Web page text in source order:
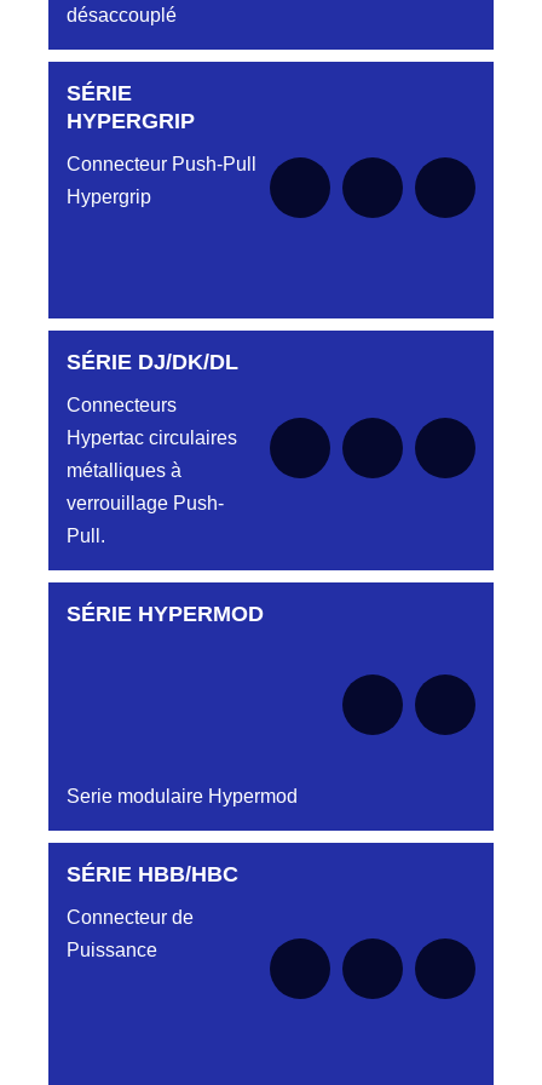
désaccouplé
Aucune pièce disponible pour cette série pour
SÉRIE
HYPERGRIP
Connecteur Push-Pull
Hypergrip
Aucune pièce disponible pour cette série pour
SÉRIE DJ/DK/DL
Connecteurs
Hypertac circulaires
métalliques à
verrouillage Push-
Pull.
Aucune pièce disponible pour cette série pour
SÉRIE HYPERMOD
Serie modulaire Hypermod
Aucune pièce disponible pour cette série pour
SÉRIE HBB/HBC
Connecteur de
Puissance